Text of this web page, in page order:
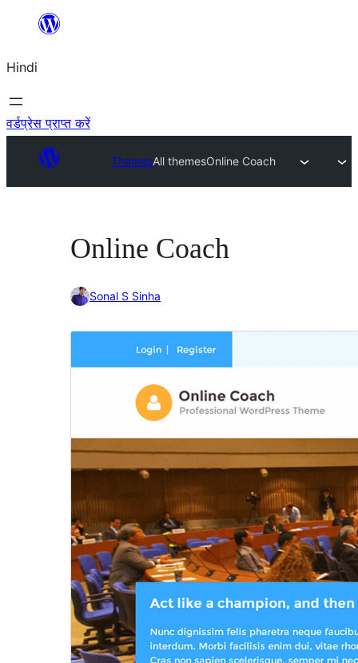
सामग्री
जाएं
Hindi
वर्डप्रेस प्राप्त करें
ThemesAll themesOnline Coach
Online Coach
Sonal S Sinha